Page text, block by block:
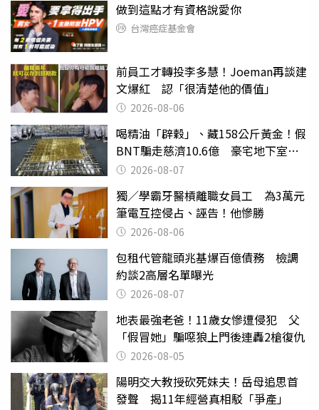
做到這點才有資格說愛你
台灣癌症基金會
前員工才轉投李多慧！Joeman再談建
文爆紅 認「很清楚他的價值」
2026-08-06
喝精油「辟穀」、藏158公斤黃金！假
BNT騙走慈濟10.6億 豪宅地下室竟
挖出乾鮑金庫
2026-08-07
獨／學霸牙醫槓離職女員工 為3萬元
筆電互控侵占、誣告！他慘勝
2026-08-06
包租代管龍頭兆基爆百億債務 檢調
約談2高層名單曝光
2026-08-07
地表最強老爸！11歲女慘遭侵犯 父
「假冒她」騙噁狼上門後連轟2槍復仇
2026-08-05
陽明交大教授砍死妹夫！岳母追思首
發聲 揭11年經營真相駁「爭產」